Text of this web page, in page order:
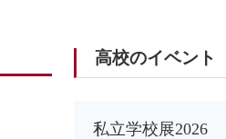
高校のイベント
私立学校展2026